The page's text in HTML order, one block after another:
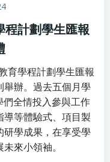
程計劃學生匯報
育學程計劃學生匯報
辦。過去五個月學
全情投入參與工作
等體驗式、項目製
研學成果，在享受學
來小領袖。